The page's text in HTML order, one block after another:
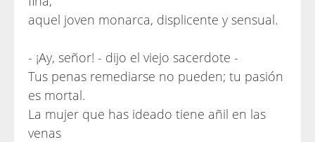
aquel joven monarca, displicente y sensual.
- ¡Ay, señor! - dijo el viejo sacerdote -
Tus penas remediarse no pueden; tu pasión
es mortal.
La mujer que has ideado tiene añil en las
venas